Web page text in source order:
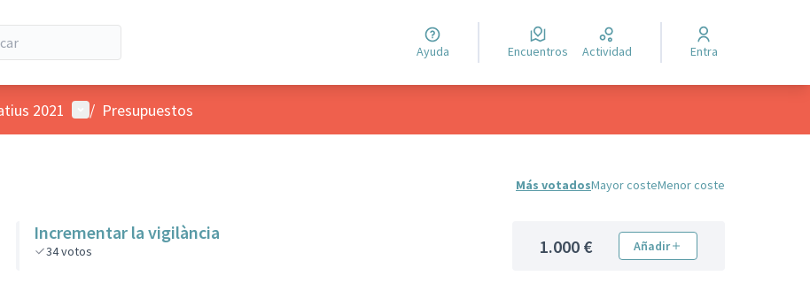
Ayuda Encuentros Actividad Entra
2021 Menú de usuario
/ Presupuestos
Más votadosMayor costeMenor coste
Incrementar la vigilància
34votos 1.000 € Añadir